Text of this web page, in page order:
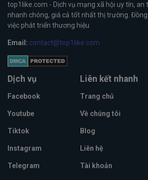
top1like.com - Dịch vụ mạng xã hội uy tín, an
nhanh chóng, giá cả tốt nhất thị trường.
việc phát triển thương hiệu
Email: contact@top1like.com
Dịch vụ
Facebook
Youtube
Tiktok
Instagram
Telegram
Liên kết nhanh
Trang chủ
Về chúng tôi
Blog
Liên hệ
Tài khoản